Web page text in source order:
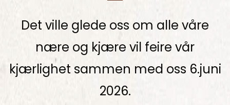
Det ville glede oss om alle våre
nære og kjære vil feire vår
kjærlighet sammen med oss 6.juni
2026.